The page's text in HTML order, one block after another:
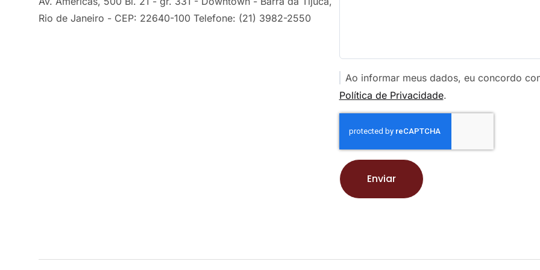
Rio de Janeiro - CEP: 22640-100 Telefone: (21) 3982-2550
Ao informar meus dados, eu concordo
Política de Privacidade.
Enviar